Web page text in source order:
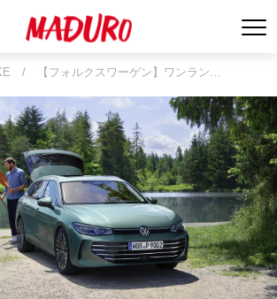
/ 【フォルクスワーゲン】ワンラン…